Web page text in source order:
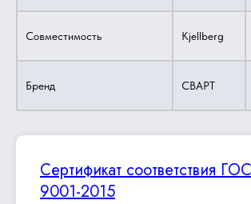
Совместимость Kjellberg
Бренд СВАРТ
Сертификат соответствия
9001-2015